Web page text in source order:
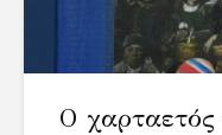
Ο